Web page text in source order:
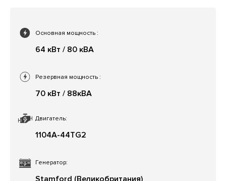
Основная мощность :
64 кВт / 80 кВА
Двигатель:
1104A-44TG2
Резервная мощность :
70 кВт / 88кВА
Генератор: